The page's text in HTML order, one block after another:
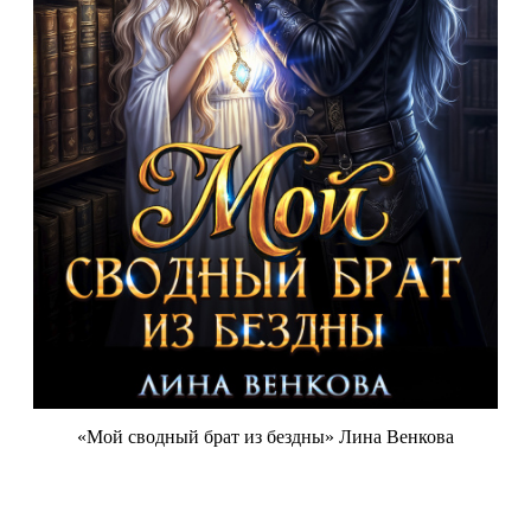
«Мой сводный брат из бездны» Лина Венкова